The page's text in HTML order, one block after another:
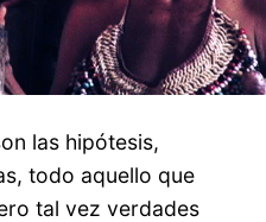
las hipótesis,
todo aquello que
tal vez verdades